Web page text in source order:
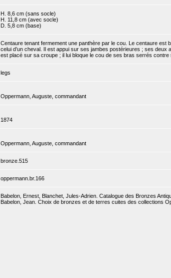
H. 8,6 cm (sans socle)
H. 11,8 cm (avec socle)
D. 5,8 cm (base)
Centaure tenant fermement une panthère par le cou. Le centaure
celui d’un cheval. Il est appui sur ses jambes postérieures ; ses
est placé sur sa croupe ; il lui bloque le cou de ses bras serrés
legs
Oppermann, Auguste, commandant
1874
Oppermann, Auguste, commandant
bronze.515
oppermann.br.166
Babelon, Ernest, Blanchet, Jules-Adrien. Catalogue des Bronzes
Babelon, Jean. Choix de bronzes et de terres cuites des collections